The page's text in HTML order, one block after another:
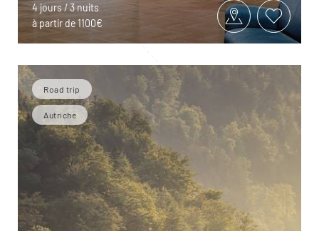
4 jours / 3 nuits
à partir de 1100€
Road trip
Autriche